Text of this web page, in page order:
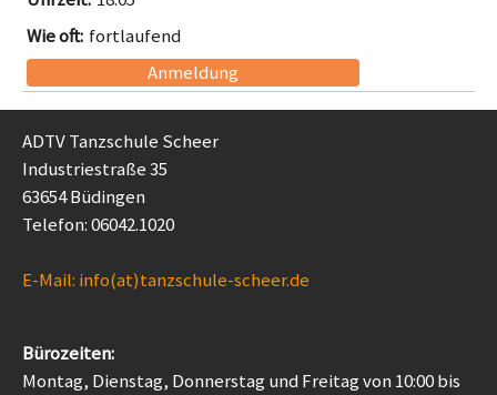
fortlaufend
Anmeldung
ADTV Tanzschule Scheer
Industriestraße 35
63654 Büdingen
Telefon: 06042.1020
E-Mail: info(at)tanzschule-scheer.de
Bürozeiten:
Montag, Dienstag, Donnerstag und Freitag von 10:00 bis